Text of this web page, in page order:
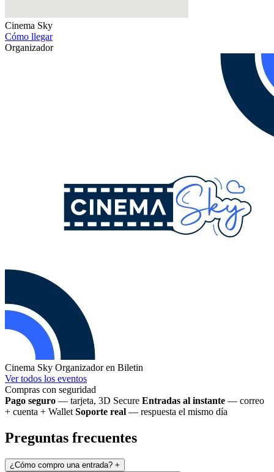
Cinema Sky
Cómo llegar
Organizador
Cinema Sky Organizador en Biletin
Ver todos los eventos
Compras con seguridad
Pago seguro — tarjeta, 3D Secure Entradas al instante — correo
+ cuenta + Wallet Soporte real — respuesta el mismo día
Preguntas frecuentes
¿Cómo compro una entrada? +